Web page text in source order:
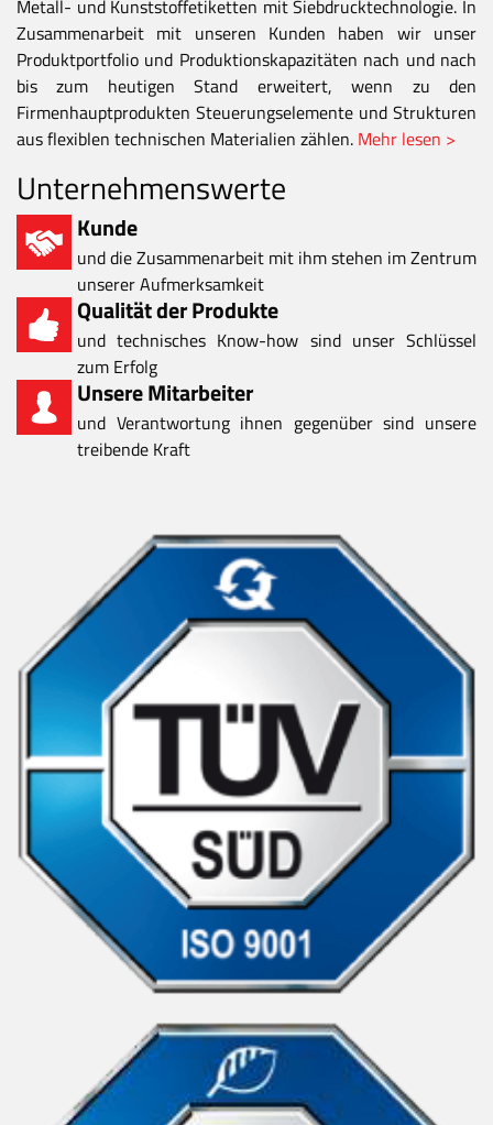
Metall- und Kunststoffetiketten mit Siebdrucktechnologie. In
Zusammenarbeit mit unseren Kunden haben wir unser
Produktportfolio und Produktionskapazitäten nach und nach
bis zum heutigen Stand erweitert, wenn zu den
Firmenhauptprodukten Steuerungselemente und Strukturen
aus flexiblen technischen Materialien zählen. Mehr lesen >
Unternehmenswerte
Kunde
und die Zusammenarbeit mit ihm stehen im Zentrum
unserer Aufmerksamkeit
Qualität der Produkte
und technisches Know-how sind unser Schlüssel
zum Erfolg
Unsere Mitarbeiter
und Verantwortung ihnen gegenüber sind unsere
treibende Kraft